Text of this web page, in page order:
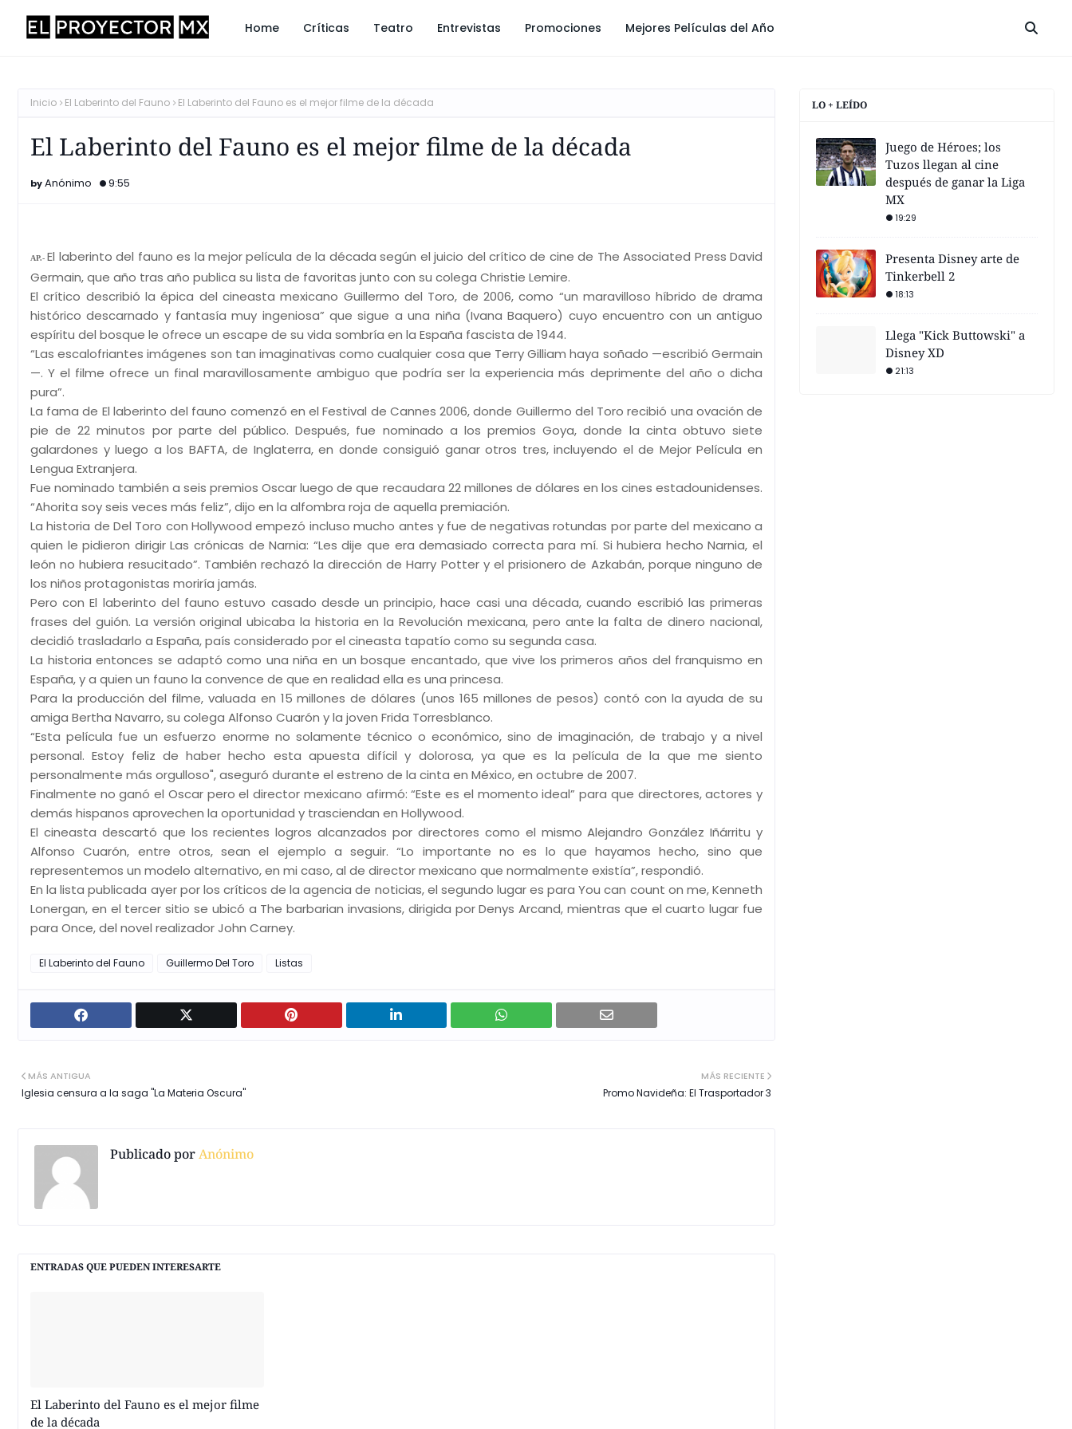
Home Críticas Teatro Entrevistas Promociones Mejores Películas del Año
Inicio El Laberinto del Fauno El Laberinto del Fauno es el mejor filme de la década
El Laberinto del Fauno es el mejor filme de la década
Anónimo 9:55
AP.- El laberinto del fauno es la mejor película de la década según el juicio del crítico de cine de The Associated Press David
Germain, que año tras año publica su lista de favoritas junto con su colega Christie Lemire.
El crítico describió la épica del cineasta mexicano Guillermo del Toro, de 2006, como “un maravilloso híbrido de drama
histórico descarnado y fantasía muy ingeniosa” que sigue a una niña (Ivana Baquero) cuyo encuentro con un antiguo
espíritu del bosque le ofrece un escape de su vida sombría en la España fascista de 1944.
“Las escalofriantes imágenes son tan imaginativas como cualquier cosa que Terry Gilliam haya soñado —escribió Germain
—. Y el filme ofrece un final maravillosamente ambiguo que podría ser la experiencia más deprimente del año o dicha
pura”.
La fama de El laberinto del fauno comenzó en el Festival de Cannes 2006, donde Guillermo del Toro recibió una ovación de
pie de 22 minutos por parte del público. Después, fue nominado a los premios Goya, donde la cinta obtuvo siete
galardones y luego a los BAFTA, de Inglaterra, en donde consiguió ganar otros tres, incluyendo el de Mejor Película en
Lengua Extranjera.
Fue nominado también a seis premios Oscar luego de que recaudara 22 millones de dólares en los cines estadounidenses.
“Ahorita soy seis veces más feliz”, dijo en la alfombra roja de aquella premiación.
La historia de Del Toro con Hollywood empezó incluso mucho antes y fue de negativas rotundas por parte del mexicano a
quien le pidieron dirigir Las crónicas de Narnia: “Les dije que era demasiado correcta para mí. Si hubiera hecho Narnia, el
león no hubiera resucitado”. También rechazó la dirección de Harry Potter y el prisionero de Azkabán, porque ninguno de
los niños protagonistas moriría jamás.
Pero con El laberinto del fauno estuvo casado desde un principio, hace casi una década, cuando escribió las primeras
frases del guión. La versión original ubicaba la historia en la Revolución mexicana, pero ante la falta de dinero nacional,
decidió trasladarlo a España, país considerado por el cineasta tapatío como su segunda casa.
La historia entonces se adaptó como una niña en un bosque encantado, que vive los primeros años del franquismo en
España, y a quien un fauno la convence de que en realidad ella es una princesa.
Para la producción del filme, valuada en 15 millones de dólares (unos 165 millones de pesos) contó con la ayuda de su
amiga Bertha Navarro, su colega Alfonso Cuarón y la joven Frida Torresblanco.
“Esta película fue un esfuerzo enorme no solamente técnico o económico, sino de imaginación, de trabajo y a nivel
personal. Estoy feliz de haber hecho esta apuesta difícil y dolorosa, ya que es la película de la que me siento
personalmente más orgulloso", aseguró durante el estreno de la cinta en México, en octubre de 2007.
Finalmente no ganó el Oscar pero el director mexicano afirmó: “Este es el momento ideal” para que directores, actores y
demás hispanos aprovechen la oportunidad y trasciendan en Hollywood.
El cineasta descartó que los recientes logros alcanzados por directores como el mismo Alejandro González Iñárritu y
Alfonso Cuarón, entre otros, sean el ejemplo a seguir. “Lo importante no es lo que hayamos hecho, sino que
representemos un modelo alternativo, en mi caso, al de director mexicano que normalmente existía”, respondió.
En la lista publicada ayer por los críticos de la agencia de noticias, el segundo lugar es para You can count on me, Kenneth
Lonergan, en el tercer sitio se ubicó a The barbarian invasions, dirigida por Denys Arcand, mientras que el cuarto lugar fue
para Once, del novel realizador John Carney.
El Laberinto del Fauno Guillermo Del Toro Listas
MÁS RECIENTE
Promo Navideña: El Trasportador 3
MÁS ANTIGUA
Iglesia censura a la saga "La Materia Oscura"
Publicado porAnónimo
ENTRADAS QUE PUEDEN INTERESARTE
El Laberinto del Fauno es el mejor filme
de la década
LO + LEÍDO
Juego de Héroes; los
Tuzos llegan al cine
después de ganar la Liga
MX
19:29
Presenta Disney arte de
Tinkerbell 2
18:13
Llega "Kick Buttowski" a
Disney XD
21:13